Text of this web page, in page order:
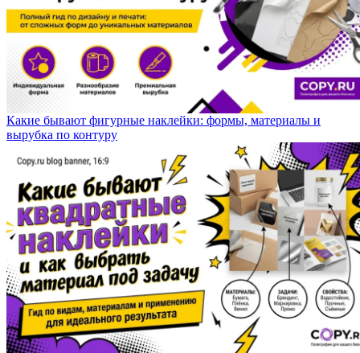
Какие бывают фигурные наклейки: формы, материалы и
вырубка по контуру